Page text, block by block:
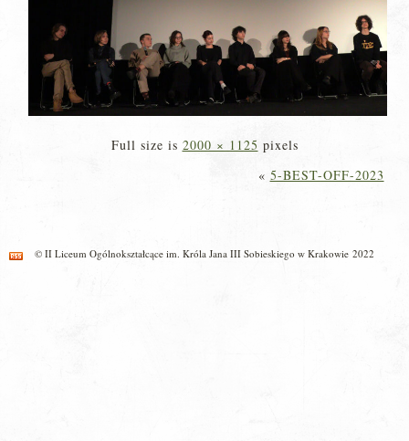
Full size is 2000 × 1125 pixels
« 5-BEST-OFF-2023
© II Liceum Ogólnokształcące im. Króla Jana III Sobieskiego w Krakowie 2022